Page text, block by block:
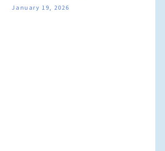
January 19, 2026